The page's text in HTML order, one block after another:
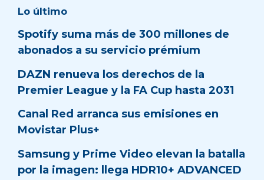
Lo último
Spotify suma más de 300 millones de
abonados a su servicio prémium
DAZN renueva los derechos de la
Premier League y la FA Cup hasta 2031
Canal Red arranca sus emisiones en
Movistar Plus+
Samsung y Prime Video elevan la batalla
por la imagen: llega HDR10+ ADVANCED